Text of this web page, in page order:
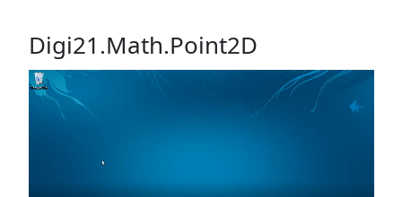
Digi21.Math.Point2D